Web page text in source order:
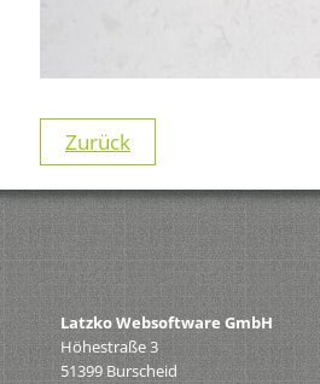
Zurück
Latzko Websoftware GmbH
Höhestraße 3
51399 Burscheid